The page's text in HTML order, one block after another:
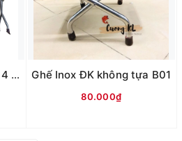
Ghế inox ĐK A03 chụm 4 chân Ghế Inox ĐK không tựa B01
80.000₫